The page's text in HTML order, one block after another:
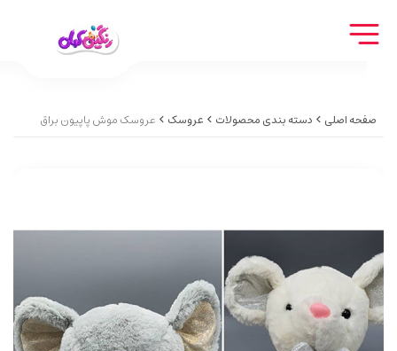
صفحه اصلی دسته بندی محصولات عروسک عروسک موش پاپیون براق